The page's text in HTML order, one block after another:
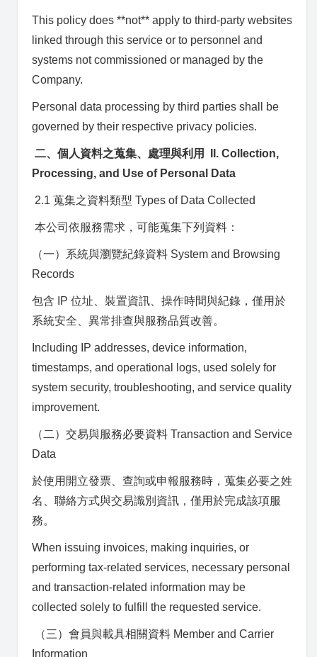
This policy does **not** apply to third-party websites
linked through this service or to personnel and
systems not commissioned or managed by the
Company.
Personal data processing by third parties shall be
governed by their respective privacy policies.
二、個人資料之蒐集、處理與利用 II. Collection,
Processing, and Use of Personal Data
2.1 蒐集之資料類型 Types of Data Collected
本公司依服務需求，可能蒐集下列資料：
（一）系統與瀏覽紀錄資料 System and Browsing
Records
包含 IP 位址、裝置資訊、操作時間與紀錄，僅用於
系統安全、異常排查與服務品質改善。
Including IP addresses, device information,
timestamps, and operational logs, used solely for
system security, troubleshooting, and service quality
improvement.
（二）交易與服務必要資料 Transaction and Service
Data
於使用開立發票、查詢或申報服務時，蒐集必要之姓
名、聯絡方式與交易識別資訊，僅用於完成該項服
務。
When issuing invoices, making inquiries, or
performing tax-related services, necessary personal
and transaction-related information may be
collected solely to fulfill the requested service.
（三）會員與載具相關資料 Member and Carrier
Information